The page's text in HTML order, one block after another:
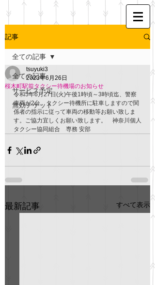
記事
全ての記事
サービス予定
無効チケット
全ての記事
桜木町駅前タクシー待機場のお知らせ
tsuyuki3
2023年6月26日
令和5年6月27日(火)午後1時頃～3時頃迄、警察
車両が2台、タクシー待機所に駐車しますので関
係者の指示に従って車両の移動等お願い致しま
す。ご協力宜しくお願い致します。　神奈川個人
タクシー協同組合　専務 安部
最新記事 すべて表示